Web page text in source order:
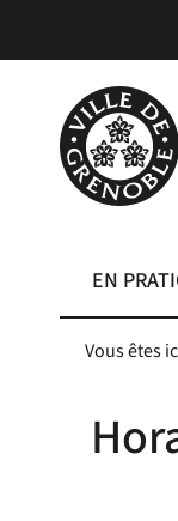
menu
contenu
la
EN
Vous êtes